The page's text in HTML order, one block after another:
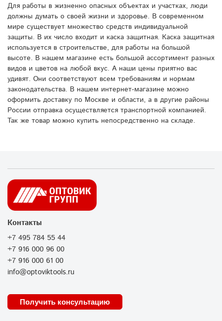
Для работы в жизненно опасных объектах и участках, люди
должны думать о своей жизни и здоровье. В современном
мире существует множество средств индивидуальной
защиты. В их число входит и каска защитная. Каска защитная
используется в строительстве, для работы на большой
высоте. В нашем магазине есть большой ассортимент разных
видов и цветов на любой вкус. А наши цены приятно вас
удивят. Они соответствуют всем требованиям и нормам
законодательства. В нашем интернет-магазине можно
оформить доставку по Москве и области, а в другие районы
России отправка осуществляется транспортной компанией.
Так же товар можно купить непосредственно на складе.
Контакты
+7 495 784 55 44
+7 916 000 96 00
+7 916 000 61 00
info@optoviktools.ru
Получить консультацию